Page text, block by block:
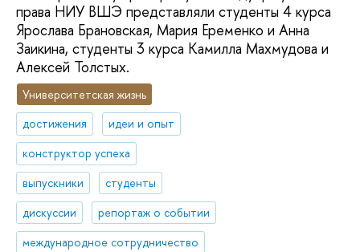
права НИУ ВШЭ представляли студенты 4 курса
Ярослава Брановская, Мария Еременко и Анна
Заикина, студенты 3 курса Камилла Махмудова и
Алексей Толстых.
Университетская жизнь
достижения
идеи и опыт
конструктор успеха
выпускники
студенты
дискуссии
репортаж о событии
международное сотрудничество